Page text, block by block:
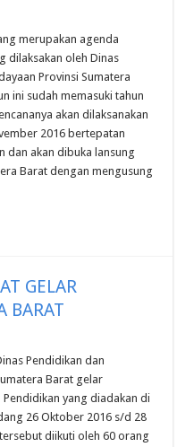
merupakan agenda
dilaksakan oleh Dinas
Provinsi Sumatera
ini sudah memasuki tahun
akan dilaksanakan
2016 bertepatan
dan akan dibuka lansung
Barat dengan mengusung
GELAR
BARAT
Pendidikan dan
Barat gelar
yang diadakan di
26 Oktober 2016 s/d 28
diikuti oleh 60 orang